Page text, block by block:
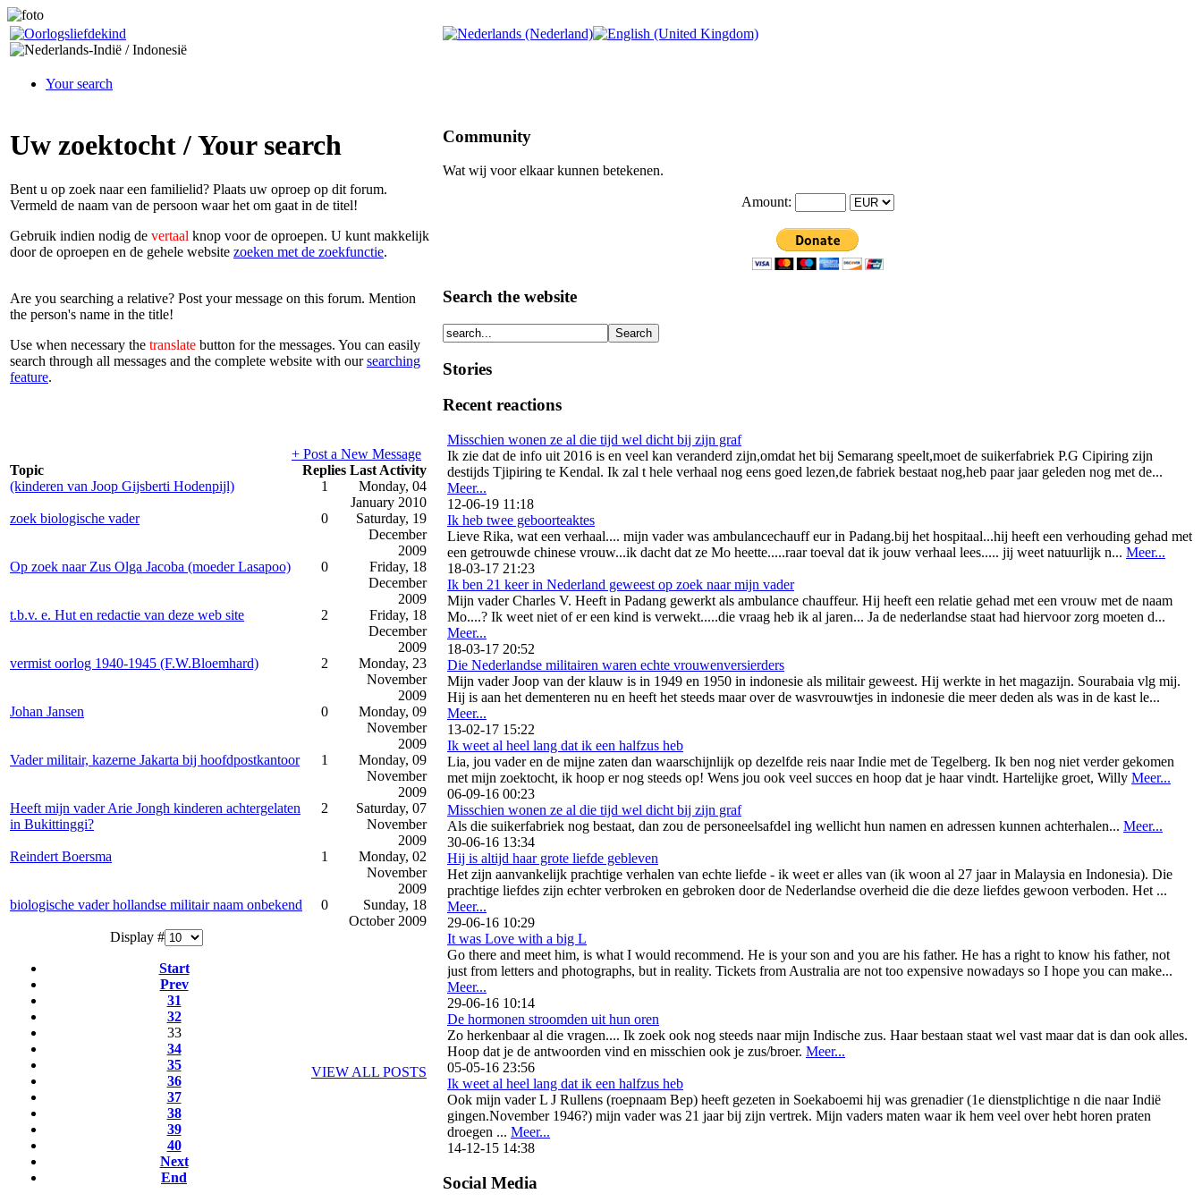
Your search
Uw zoektocht / Your search
Bent u op zoek naar een familielid? Plaats uw oproep op dit forum.
Vermeld de naam van de persoon waar het om gaat in de titel!
Gebruik indien nodig de vertaal knop voor de oproepen. U kunt makkelijk
door de oproepen en de gehele website zoeken met de zoekfunctie.
Are you searching a relative? Post your message on this forum. Mention
the person's name in the title!
Use when necessary the translate button for the messages. You can easily
search through all messages and the complete website with oursearching
feature.
+ Post a New Message
Topic
Replies Last Activity
(kinderen van Joop Gijsberti Hodenpijl)
1
Monday, 04
January 2010
zoek biologische vader
0
Saturday, 19
December
2009
Op zoek naar Zus Olga Jacoba (moeder Lasapoo)
0
Friday, 18
December
2009
t.b.v. e. Hut en redactie van deze web site
2
Friday, 18
December
2009
vermist oorlog 1940-1945 (F.W.Bloemhard)
2
Monday, 23
November
2009
Johan Jansen
0
Monday, 09
November
2009
Vader militair, kazerne Jakarta bij hoofdpostkantoor
1
Monday, 09
November
2009
Heeft mijn vader Arie Jongh kinderen achtergelaten
in Bukittinggi?
2
Saturday, 07
November
2009
Reindert Boersma
1
Monday, 02
November
2009
biologische vader hollandse militair naam onbekend
0
Sunday, 18
October 2009
Display #
Start
Prev
31
32
33
34
35
36
37
38
39
40
Next
End
VIEW ALL POSTS
Community
Wat wij voor elkaar kunnen betekenen.
Amount:
Search the website
Stories
Recent reactions
Misschien wonen ze al die tijd wel dicht bij zijn graf
Ik zie dat de info uit 2016 is en veel kan veranderd zijn,omdat het bij Semarang speelt,moet de suikerfabriek P.G Cipiring zijn
destijds Tjipiring te Kendal. Ik zal t hele verhaal nog eens goed lezen,de fabriek bestaat nog,heb paar jaar geleden nog met de...
Meer...
12-06-19 11:18
Ik heb twee geboorteaktes
Lieve Rika, wat een verhaal.... mijn vader was ambulancechauff eur in Padang.bij het hospitaal...hij heeft een verhouding gehad met
een getrouwde chinese vrouw...ik dacht dat ze Mo heette.....raar toeval dat ik jouw verhaal lees..... jij weet natuurlijk n... Meer...
18-03-17 21:23
Ik ben 21 keer in Nederland geweest op zoek naar mijn vader
Mijn vader Charles V. Heeft in Padang gewerkt als ambulance chauffeur. Hij heeft een relatie gehad met een vrouw met de naam
Mo....? Ik weet niet of er een kind is verwekt.....die vraag heb ik al jaren... Ja de nederlandse staat had hiervoor zorg moeten d...
Meer...
18-03-17 20:52
Die Nederlandse militairen waren echte vrouwenversierders
Mijn vader Joop van der klauw is in 1949 en 1950 in indonesie als militair geweest. Hij werkte in het magazijn. Sourabaia vlg mij.
Hij is aan het dementeren nu en heeft het steeds maar over de wasvrouwtjes in indonesie die meer deden als was in de kast le...
Meer...
13-02-17 15:22
Ik weet al heel lang dat ik een halfzus heb
Lia, jou vader en de mijne zaten dan waarschijnlijk op dezelfde reis naar Indie met de Tegelberg. Ik ben nog niet verder gekomen
met mijn zoektocht, ik hoop er nog steeds op! Wens jou ook veel succes en hoop dat je haar vindt. Hartelijke groet, Willy Meer...
06-09-16 00:23
Misschien wonen ze al die tijd wel dicht bij zijn graf
Als die suikerfabriek nog bestaat, dan zou de personeelsafdel ing wellicht hun namen en adressen kunnen achterhalen... Meer...
30-06-16 13:34
Hij is altijd haar grote liefde gebleven
Het zijn aanvankelijk prachtige verhalen van echte liefde - ik weet er alles van (ik woon al 27 jaar in Malaysia en Indonesia). Die
prachtige liefdes zijn echter verbroken en gebroken door de Nederlandse overheid die die deze liefdes gewoon verboden. Het ...
Meer...
29-06-16 10:29
It was Love with a big L
Go there and meet him, is what I would recommend. He is your son and you are his father. He has a right to know his father, not
just from letters and photographs, but in reality. Tickets from Australia are not too expensive nowadays so I hope you can make...
Meer...
29-06-16 10:14
De hormonen stroomden uit hun oren
Zo herkenbaar al die vragen.... Ik zoek ook nog steeds naar mijn Indische zus. Haar bestaan staat wel vast maar dat is dan ook alles.
Hoop dat je de antwoorden vind en misschien ook je zus/broer. Meer...
05-05-16 23:56
Ik weet al heel lang dat ik een halfzus heb
Ook mijn vader L J Rullens (roepnaam Bep) heeft gezeten in Soekaboemi hij was grenadier (1e dienstplichtige n die naar Indië
gingen.November 1946?) mijn vader was 21 jaar bij zijn vertrek. Mijn vaders maten waar ik hem veel over hebt horen praten
droegen ... Meer...
14-12-15 14:38
Social Media